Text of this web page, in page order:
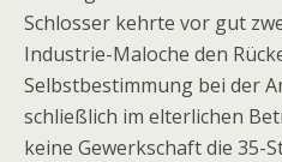
Schlosser kehrte vor gut
Industrie-Maloche den
Selbstbestimmung bei der
schließlich im elterlichen
keine Gewerkschaft die 35-